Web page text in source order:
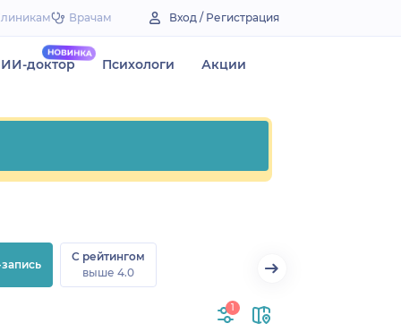
Врачам Вход / Регистрация
ИИ-доктор Психологи Акции
С рейтингом
выше 4.0
1